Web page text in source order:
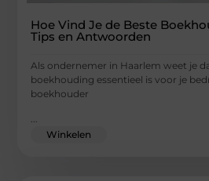
Hoe Vind Je de Beste
Tips en Antwoorden
Als ondernemer in Haarlem weet je
boekhouding essentieel is voor je
boekhouder
Winkelen